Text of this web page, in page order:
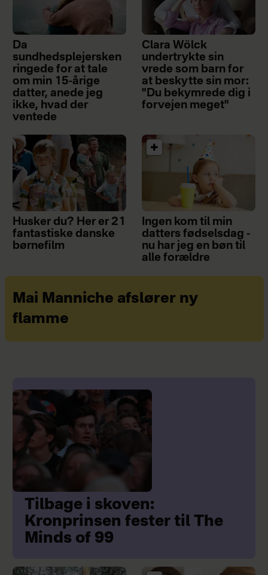
Da
sundhedsplejersken
ringede for at tale
om min 15-årige
datter, anede jeg
ikke, hvad der
ventede
Clara Wölck
undertrykte sin
vrede som barn for
at beskytte sin mor:
"Du bekymrede dig i
forvejen meget"
Husker du? Her er 21
fantastiske danske
børnefilm
Ingen kom til min
datters fødselsdag -
nu har jeg en bøn til
alle forældre
Mai Manniche afslører ny
flamme
Tilbage i skoven:
Kronprinsen fester til The
Minds of 99